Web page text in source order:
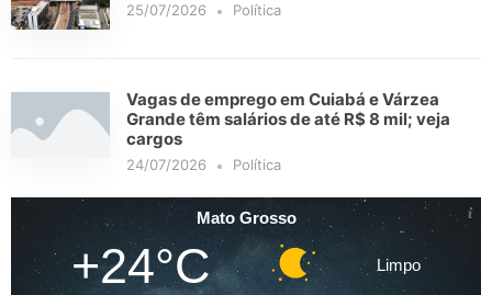
25/07/2026 Política
Vagas de emprego em Cuiabá e Várzea
Grande têm salários de até R$ 8 mil; veja
cargos
24/07/2026 Política
Mato Grosso
+24°C Limpo